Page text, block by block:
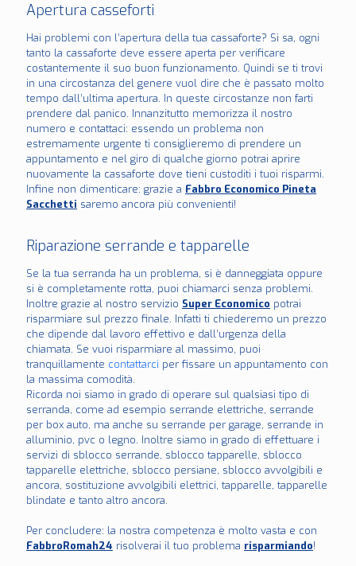
Apertura casseforti
Hai problemi con l’apertura della tua cassaforte? Si sa, ogni
tanto la cassaforte deve essere aperta per verificare
costantemente il suo buon funzionamento. Quindi se ti trovi
in una circostanza del genere vuol dire che è passato molto
tempo dall’ultima apertura. In queste circostanze non farti
prendere dal panico. Innanzitutto memorizza il nostro
numero e contattaci: essendo un problema non
estremamente urgente ti consiglieremo di prendere un
appuntamento e nel giro di qualche giorno potrai aprire
nuovamente la cassaforte dove tieni custoditi i tuoi risparmi.
Infine non dimenticare: grazie a Fabbro Economico Pineta
Sacchetti saremo ancora più convenienti!
Riparazione serrande e tapparelle
Se la tua serranda ha un problema, si è danneggiata oppure
si è completamente rotta, puoi chiamarci senza problemi.
Inoltre grazie al nostro servizio Super Economico potrai
risparmiare sul prezzo finale. Infatti ti chiederemo un prezzo
che dipende dal lavoro effettivo e dall’urgenza della
chiamata. Se vuoi risparmiare al massimo, puoi
tranquillamente contattarci per fissare un appuntamento con
la massima comodità.
Ricorda noi siamo in grado di operare sul qualsiasi tipo di
serranda, come ad esempio serrande elettriche, serrande
per box auto, ma anche su serrande per garage, serrande in
alluminio, pvc o legno. Inoltre siamo in grado di effettuare i
servizi di sblocco serrande, sblocco tapparelle, sblocco
tapparelle elettriche, sblocco persiane, sblocco avvolgibili e
ancora, sostituzione avvolgibili elettrici, tapparelle, tapparelle
blindate e tanto altro ancora.
Per concludere: la nostra competenza è molto vasta e con
FabbroRomah24 risolverai il tuo problema risparmiando!